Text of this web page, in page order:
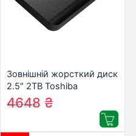
Зовнішній жорсткий диск
2.5″ 2TB Toshiba
(HDTB520EK3AA)
6100₴
4648 ₴